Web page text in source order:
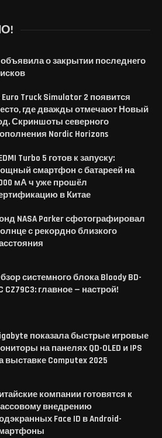
о закрытии последнего
Truck Simulator 2 появится
где дважды отмечают Новый
Скриншоты северного
Nordic Horizons
Turbo 5 готов к запуску:
смартфон с батареей на
мА ч уже прошёл
в Китае
NASA Parker сфотографировал
с рекордно близкого
системного блока Bloody BD-
CZ79C3: главное — настрой!
показала быстрые игровые
на панелях QD-OLED и IPS
выставке Computex 2025
компании готовятся к
внедрению
Face ID в Android-